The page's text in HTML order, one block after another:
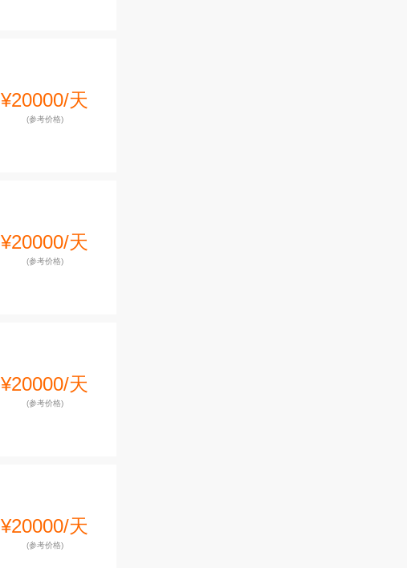
¥20000/天
(参考价格)
¥20000/天
(参考价格)
¥20000/天
(参考价格)
¥20000/天
(参考价格)